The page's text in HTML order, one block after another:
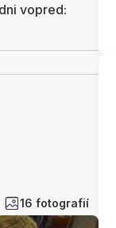
vopred:
16 fotografií